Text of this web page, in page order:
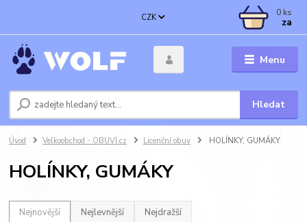
Menu
CZK
Hledat
0 ks
za
Úvod Velkoobchod - OBUVI.cz Licenční obuv HOLÍNKY, GUMÁKY
HOLÍNKY, GUMÁKY
Nejnovější Nejlevnější Nejdražší